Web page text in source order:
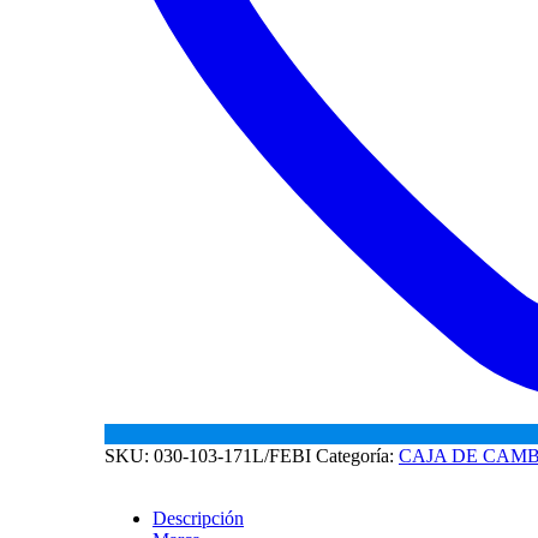
SKU: 030-103-171L/FEBI Categoría: CAJA DE
Descripción